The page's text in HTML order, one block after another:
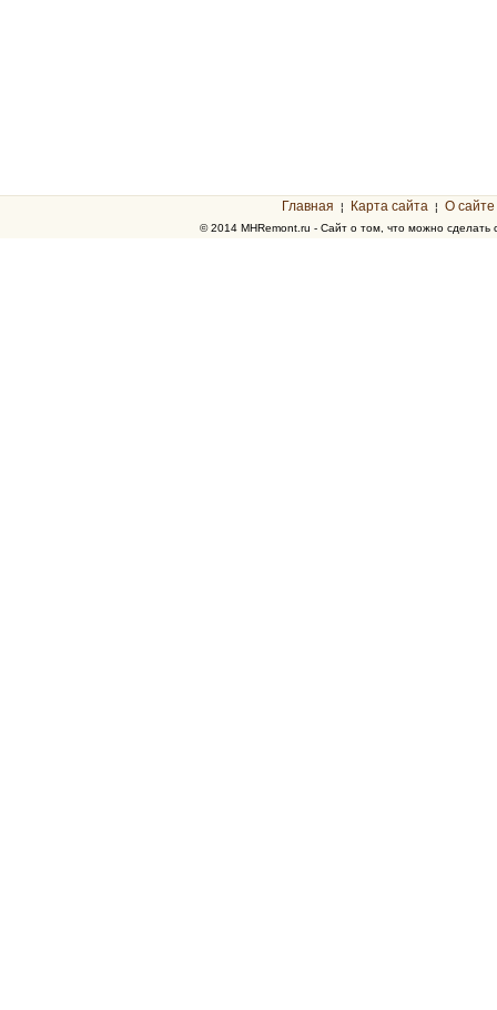
Главная ¦ Карта сайта ¦ О сайте
© 2014 MHRemont.ru - Сайт о том, что можно сделать